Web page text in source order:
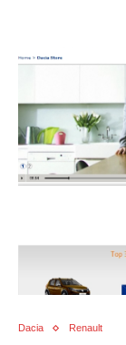
Dacia Renault